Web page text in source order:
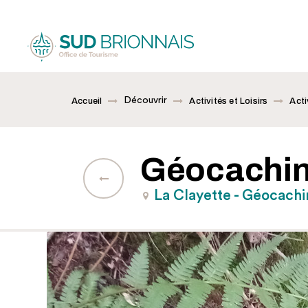
Accueil Découvrir Activités et Loisirs
La Clayette -